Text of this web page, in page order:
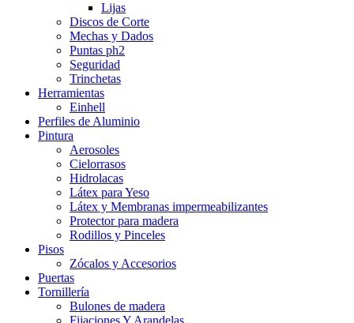
Lijas
Discos de Corte
Mechas y Dados
Puntas ph2
Seguridad
Trinchetas
Herramientas
Einhell
Perfiles de Aluminio
Pintura
Aerosoles
Cielorrasos
Hidrolacas
Látex para Yeso
Látex y Membranas impermeabilizantes
Protector para madera
Rodillos y Pinceles
Pisos
Zócalos y Accesorios
Puertas
Tornillería
Bulones de madera